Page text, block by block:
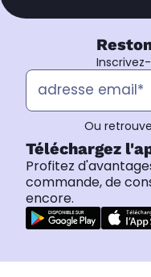
Ou
Téléchargez
Profitez
commande, de
encore.